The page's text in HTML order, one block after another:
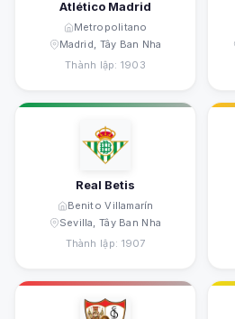
Atlético Madrid
Metropolitano
Madrid, Tây Ban Nha
Thành lập: 1903
Real Betis
Benito Villamarín
Sevilla, Tây Ban Nha
Thành lập: 1907